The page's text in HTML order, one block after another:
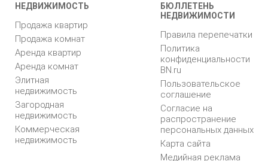
НЕДВИЖИМОСТЬ
Продажа квартир
Продажа комнат
Аренда квартир
Аренда комнат
Элитная
недвижимость
Загородная
недвижимость
Коммерческая
недвижимость
БЮЛЛЕТЕНЬ
НЕДВИЖИМОСТИ
Правила перепечатки
Политика
конфиденциальности
BN.ru
Пользовательское
соглашение
Согласие на
распространение
персональных данных
Карта сайта
Медийная реклама